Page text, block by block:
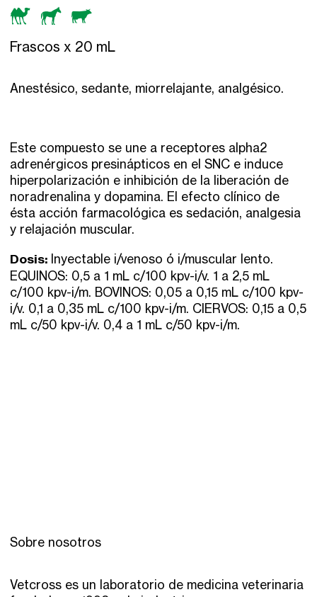
Frascos x 20 mL
Anestésico, sedante, miorrelajante, analgésico.
Este compuesto se une a receptores alpha2
adrenérgicos presinápticos en el SNC e induce
hiperpolarización e inhibición de la liberación de
noradrenalina y dopamina. El efecto clínico de
ésta acción farmacológica es sedación, analgesia
y relajación muscular.
Dosis: Inyectable i/venoso ó i/muscular lento.
EQUINOS: 0,5 a 1 mL c/100 kpv-i/v. 1 a 2,5 mL
c/100 kpv-i/m. BOVINOS: 0,05 a 0,15 mL c/100 kpv-
i/v. 0,1 a 0,35 mL c/100 kpv-i/m. CIERVOS: 0,15 a 0,5
mL c/50 kpv-i/v. 0,4 a 1 mL c/50 kpv-i/m.
Sobre nosotros
Vetcross es un laboratorio de medicina veterinaria